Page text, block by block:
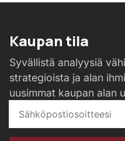
Kaupan tila
Syvällistä analyysiä
strategioista ja alan
uusimmat kaupan alan